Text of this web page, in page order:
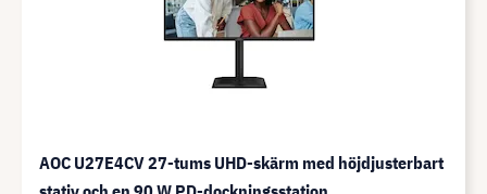
AOC U27E4CV 27-tums UHD-skärm med höjdjusterbart